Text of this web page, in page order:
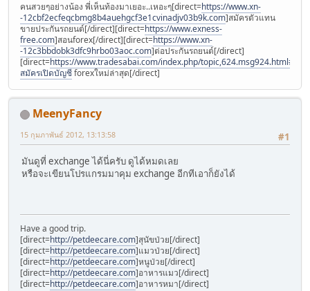
คนสวยๆอย่างน้อง พี่เห็นท้องมาเยอะ..เหอะๆ[direct=https://www.xn-
-12cbf2ecfeqcbmg8b4auehgcf3e1cvinadjv03b9k.com]สมัครตัวแทน
ขายประกันรถยนต์[/direct][direct=https://www.exness-
free.com]สอนforex[/direct][direct=https://www.xn-
-12c3bbdobk3dfc9hrbo03aoc.com]ต่อประกันรถยนต์[/direct]
[direct=https://www.tradesabai.com/index.php/
สมัครเปิดบัญชีforexใหม่ล่าสุด[/direct]
MeenyFancy
#1
15 กุมภาพันธ์ 2012, 13:13:58
มันดูที่ exchange ได้นี่ครับ ดูได้หมดเลย
หรือจะเขียนโปรแกรมมาคุม exchange อีกทีเอาก็ยังได้
Have a good trip.
[direct=http://petdeecare.com]สุนัขป่วย[/direct]
[direct=http://petdeecare.com]แมวป่วย[/direct]
[direct=http://petdeecare.com]หนูป่วย[/direct]
[direct=http://petdeecare.com]อาหารแมว[/direct]
[direct=http://petdeecare.com]อาหารหมา[/direct]